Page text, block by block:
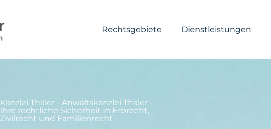
Rechtsgebiete Dienstleistungen
Kanzlei Thaler - Anwaltskanzlei Thaler -
Ihre rechtliche Sicherheit in Erbrecht,
Zivilrecht und Familienrecht